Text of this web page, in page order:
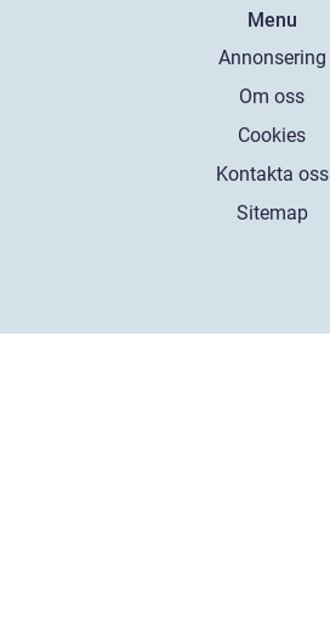
Menu
Annonsering
Om oss
Cookies
Kontakta oss
Sitemap